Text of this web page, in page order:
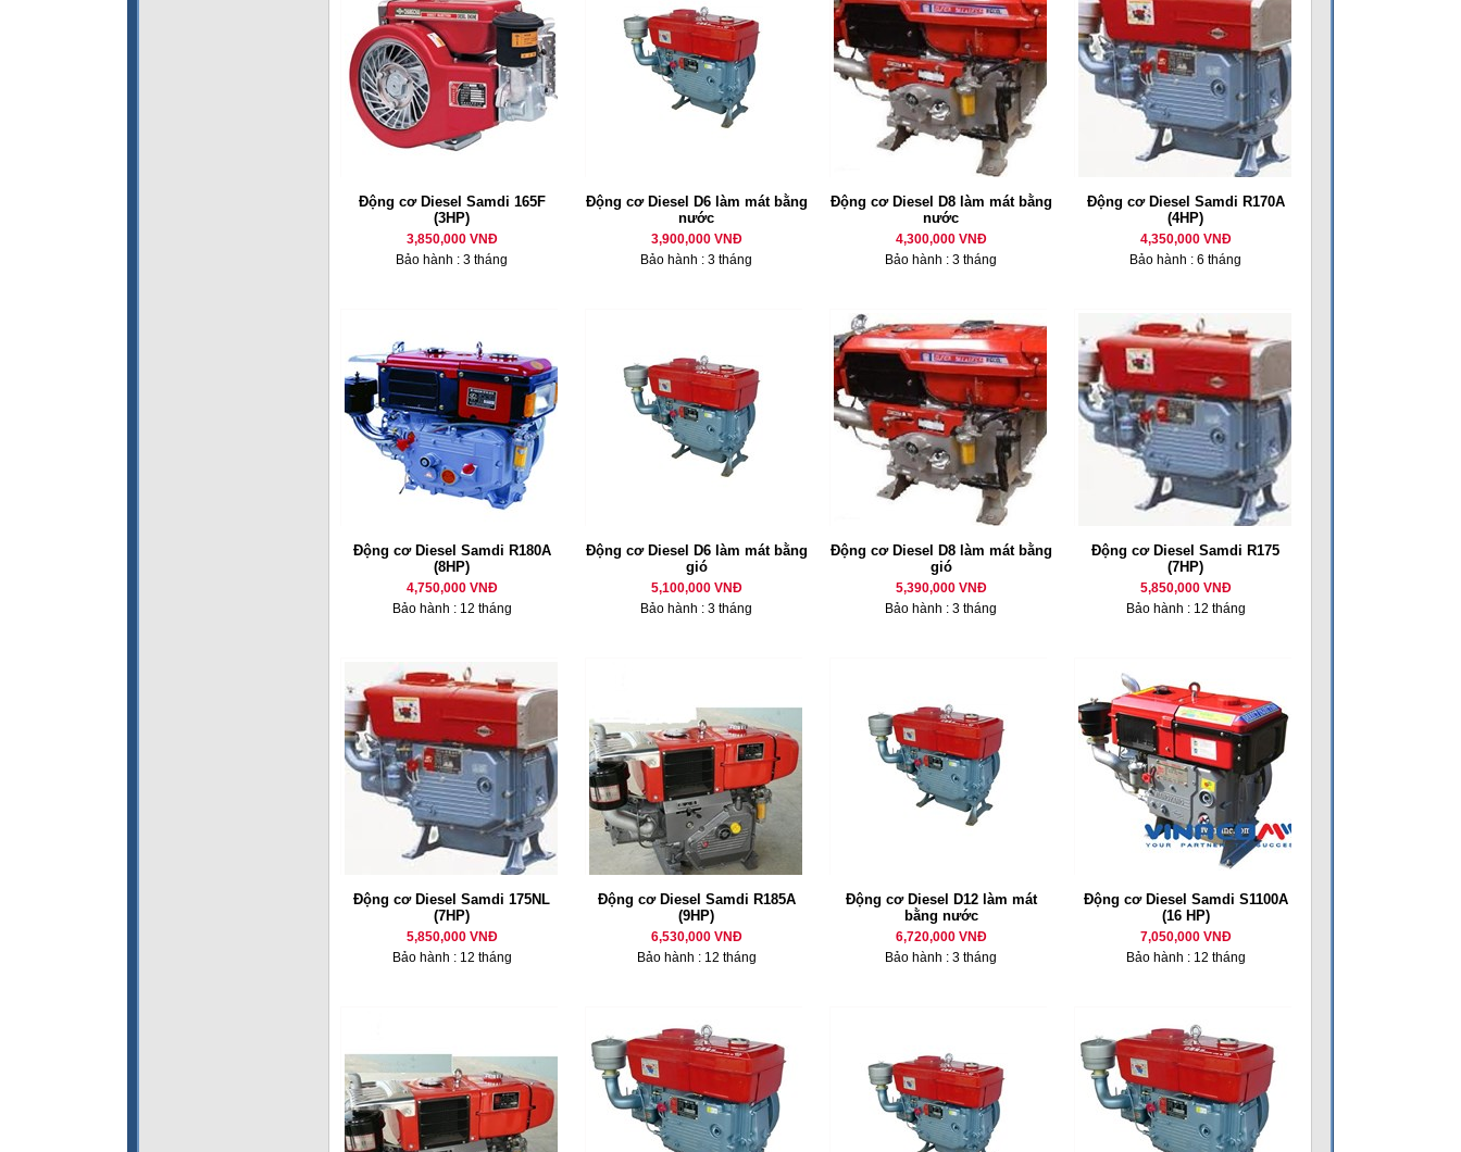
Động cơ Diesel Samdi 165F
(3HP)
3,850,000 VNĐ
Bảo hành : 3 tháng
Động cơ Diesel D6 làm mát bằng
nước
3,900,000 VNĐ
Bảo hành : 3 tháng
Động cơ Diesel D8 làm mát bằng
nước
4,300,000 VNĐ
Bảo hành : 3 tháng
Động cơ Diesel Samdi R170A
(4HP)
4,350,000 VNĐ
Bảo hành : 6 tháng
Động cơ Diesel Samdi R180A
(8HP)
4,750,000 VNĐ
Bảo hành : 12 tháng
Động cơ Diesel D6 làm mát bằng
gió
5,100,000 VNĐ
Bảo hành : 3 tháng
Động cơ Diesel D8 làm mát bằng
gió
5,390,000 VNĐ
Bảo hành : 3 tháng
Động cơ Diesel Samdi R175
(7HP)
5,850,000 VNĐ
Bảo hành : 12 tháng
Động cơ Diesel Samdi 175NL
(7HP)
5,850,000 VNĐ
Bảo hành : 12 tháng
Động cơ Diesel Samdi R185A
(9HP)
6,530,000 VNĐ
Bảo hành : 12 tháng
Động cơ Diesel D12 làm mát
bằng nước
6,720,000 VNĐ
Bảo hành : 3 tháng
Động cơ Diesel Samdi S1100A
(16 HP)
7,050,000 VNĐ
Bảo hành : 12 tháng